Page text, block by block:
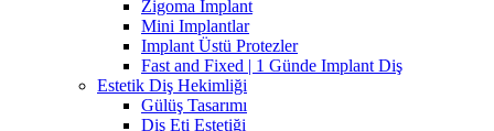
Zigoma İmplant
Mini Implantlar
Implant Üstü Protezler
Fast and Fixed | 1 Günde Implant Diş
Estetik Diş Hekimliği
Gülüş Tasarımı
Diş Eti Estetiği